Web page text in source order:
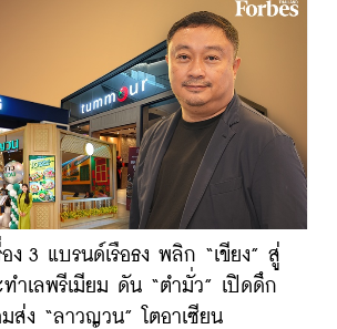
ง 3 แบรนด์เรือธง พลิก “เขียง” สู่
ทำเลพรีเมียม ดัน “ตำมั่ว” เปิดดึก
ส่ง “ลาวญวน” โตอาเซียน